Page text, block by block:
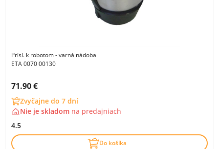
Prísl. k robotom - varná nádoba
ETA 0070 00130
Cena s DPH:
71.90 €
Zvyčajne do 7 dní
Nie je skladom na predajniach
4.5
Do košíka